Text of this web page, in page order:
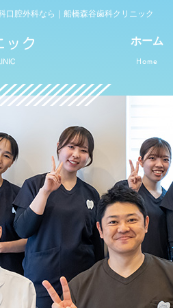
口腔外科なら｜船橋森谷歯科クリニック
ホーム
Home